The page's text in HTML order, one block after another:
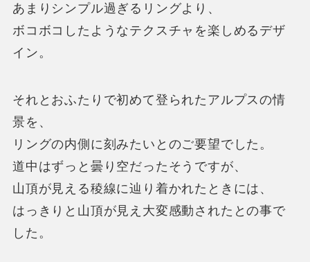
あまりシンプル過ぎるリングより、
ボコボコしたようなテクスチャを楽しめるデザ
イン。
それとおふたりで初めて登られたアルプスの情
景を、
リングの内側に刻みたいとのご要望でした。
道中はずっと曇り空だったそうですが、
山頂が見える稜線に辿り着かれたときには、
はっきりと山頂が見え大変感動されたとの事で
した。